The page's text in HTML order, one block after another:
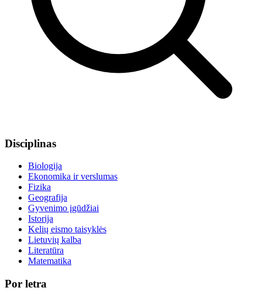
Disciplinas
Biologija
Ekonomika ir verslumas
Fizika
Geografija
Gyvenimo įgūdžiai
Istorija
Kelių eismo taisyklės
Lietuvių kalba
Literatūra
Matematika
Por letra